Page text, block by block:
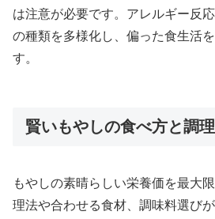
は注意が必要です。アレルギー反
の種類を多様化し、偏った食生活
す。
賢いもやしの食べ方と調
もやしの素晴らしい栄養価を最大
理法や合わせる食材、調味料選び